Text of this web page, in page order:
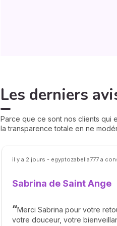
Les derniers
Parce que ce sont nos clients qui
la transparence totale en ne
il y a 2 jours - egyptozabella777 a
Sabrina de Saint Ange
Merci Sabrina pour votre
votre douceur, votre